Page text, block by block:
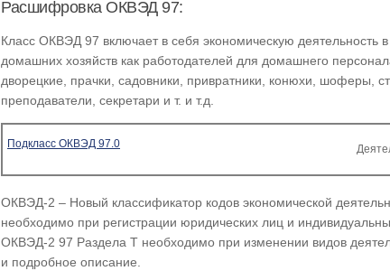
Расшифровка ОКВЭД 97:
Класс ОКВЭД 97 включает в себя экономическую деятельность
домашних хозяйств как работодателей для домашнего
дворецкие, прачки, садовники, привратники, конюхи, шоферы,
преподаватели, секретари и т. и т.д.
Подкласс ОКВЭД 97.0
ОКВЭД-2 – Новый классификатор кодов экономической
необходимо при регистрации юридических лиц и
ОКВЭД-2 97 Раздела T необходимо при изменении видов
и подробное описание.